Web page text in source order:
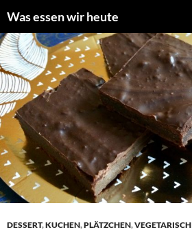
Inhalt
springen
Was essen wir heute
DESSERT,KUCHEN,PLÄTZCHEN,VEGETARISCH